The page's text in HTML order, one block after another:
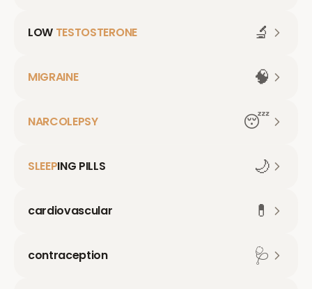
LOW TESTOSTERONE 🔬
MIGRAINE 🧠
NARCOLEPSY 😴
SLEEPING PILLS 🌙
cardiovascular 💊
contraception
🩺